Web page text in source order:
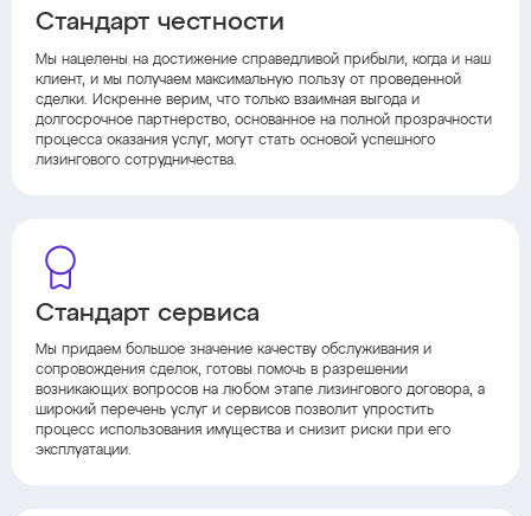
Стандарт честности
Мы нацелены на достижение справедливой прибыли, когда и наш
клиент, и мы получаем максимальную пользу от проведенной
сделки. Искренне верим, что только взаимная выгода и
долгосрочное партнерство, основанное на полной прозрачности
процесса оказания услуг, могут стать основой успешного
лизингового сотрудничества.
Стандарт сервиса
Мы придаем большое значение качеству обслуживания и
сопровождения сделок, готовы помочь в разрешении
возникающих вопросов на любом этапе лизингового договора, а
широкий перечень услуг и сервисов позволит упростить
процесс использования имущества и снизит риски при его
эксплуатации.